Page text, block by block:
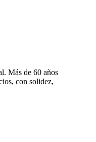
Más de 60 años
con solidez,